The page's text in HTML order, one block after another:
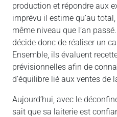
production et répondre aux
imprévu il estime qu’au
même niveau que l’an
décide donc de réaliser un
Ensemble, ils évaluent
prévisionnelles afin de
d’équilibre lié aux ventes de
Aujourd’hui, avec le
sait que sa laiterie est